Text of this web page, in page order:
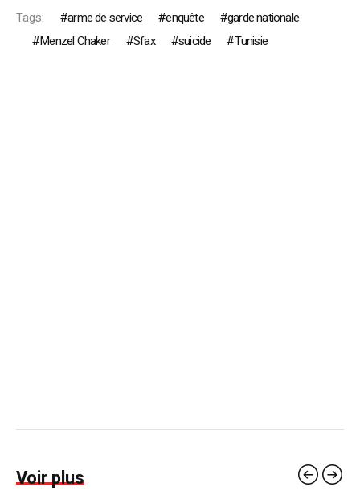
Tags: arme de service enquête
garde nationale
Menzel Chaker
Sfax suicide Tunisie
Voir plus